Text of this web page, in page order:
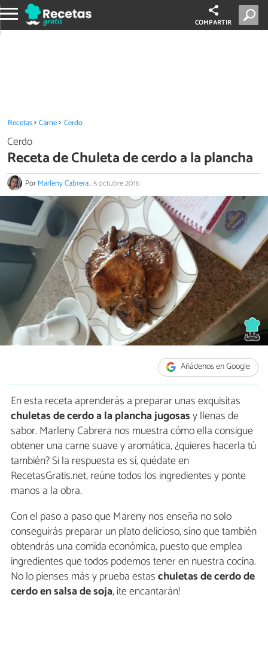
COMPARTIR
Recetas Carne Cerdo
Cerdo
Receta de Chuleta de cerdo a la plancha
PorMarleny Cabrera.5 octubre 2016
Añádenos en Google
En esta receta aprenderás a preparar unas exquisitas
chuletas de cerdo a la plancha jugosasy llenas de
sabor. Marleny Cabrera nos muestra cómo ella consigue
obtener una carne suave y aromática, ¿quieres hacerla tú
también? Si la respuesta es sí, quédate en
RecetasGratis.net, reúne todos los ingredientes y ponte
manos a la obra.
Con el paso a paso que Mareny nos enseña no solo
conseguirás preparar un plato delicioso, sino que también
obtendrás una comida económica, puesto que emplea
ingredientes que todos podemos tener en nuestra cocina.
No lo pienses más y prueba estaschuletas de cerdo de
cerdo en salsa de soja, ¡te encantarán!